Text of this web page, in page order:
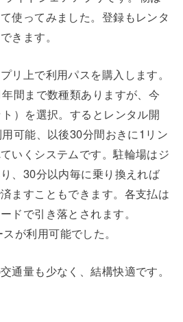
使ってみました。登録もレンタ
きます。
リ上で利用パスを購入します。
間まで数種類ありますが、今
）を選択。するとレンタル開
可能、以後30分間おきに1リン
いくシステムです。駐輪場はジ
、30分以内毎に乗り換えれば
ますこともできます。各支払は
ドで引き落とされます。
が利用可能でした。
通量も少なく、結構快適です。